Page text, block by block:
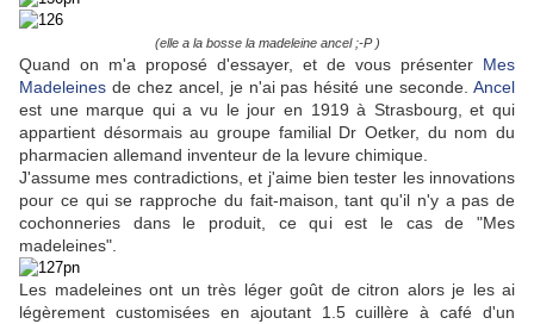
(elle a la bosse la madeleine ancel ;-P )
Quand on m'a proposé d'essayer, et de vous présenter Mes
Madeleines de chez ancel, je n'ai pas hésité une seconde. Ancel
est une marque qui a vu le jour en 1919 à Strasbourg, et qui
appartient désormais au groupe familial Dr Oetker, du nom du
pharmacien allemand inventeur de la levure chimique.
J'assume mes contradictions, et j'aime bien tester les innovations
pour ce qui se rapproche du fait-maison, tant qu'il n'y a pas de
cochonneries dans le produit, ce qui est le cas de "Mes
madeleines".
Les madeleines ont un très léger goût de citron alors je les ai
légèrement customisées en ajoutant 1.5 cuillère à café d'un